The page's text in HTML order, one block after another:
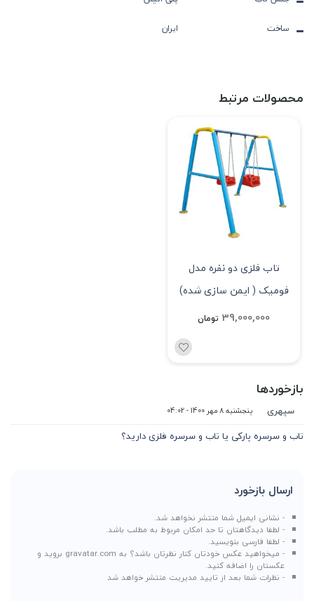
ساخت
ایران
محصولات مرتبط
تاب فلزی دو نفره مدل
فومیک ( ایمن سازی شده)
39,000,000 تومان
بازخوردها
سپهری پنجشنبه 8 مهر 1400 - 04:02
تاب و سرسره پارکی یا تاب و سرسره فلزی دارید؟
ارسال بازخورد
- نشانی ایمیل شما منتشر نخواهد شد.
- لطفا دیدگاهتان تا حد امکان مربوط به مطلب باشد.
- لطفا فارسی بنویسید.
- میخواهید عکس خودتان کنار نظرتان باشد؟ به gravatar.com بروید و
عکستان را اضافه کنید.
- نظرات شما بعد از تایید مدیریت منتشر خواهد شد